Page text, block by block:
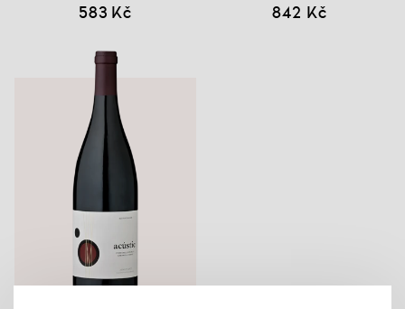
583 Kč 842 Kč